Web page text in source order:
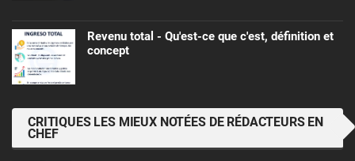
Revenu total - Qu'est-ce que c'est, définition et
concept
CRITIQUES LES MIEUX NOTÉES DE RÉDACTEURS EN
CHEF